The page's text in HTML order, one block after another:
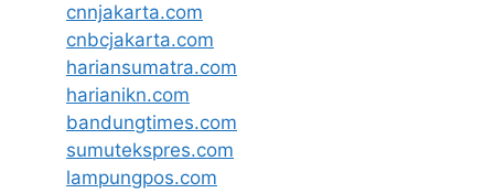
cnnjakarta.com
cnbcjakarta.com
hariansumatra.com
harianikn.com
bandungtimes.com
sumutekspres.com
lampungpos.com